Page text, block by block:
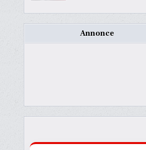
Annonce